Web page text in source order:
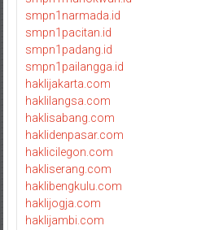
smpn1narmada.id
smpn1pacitan.id
smpn1padang.id
smpn1pailangga.id
haklijakarta.com
haklilangsa.com
haklisabang.com
haklidenpasar.com
haklicilegon.com
hakliserang.com
haklibengkulu.com
haklijogja.com
haklijambi.com